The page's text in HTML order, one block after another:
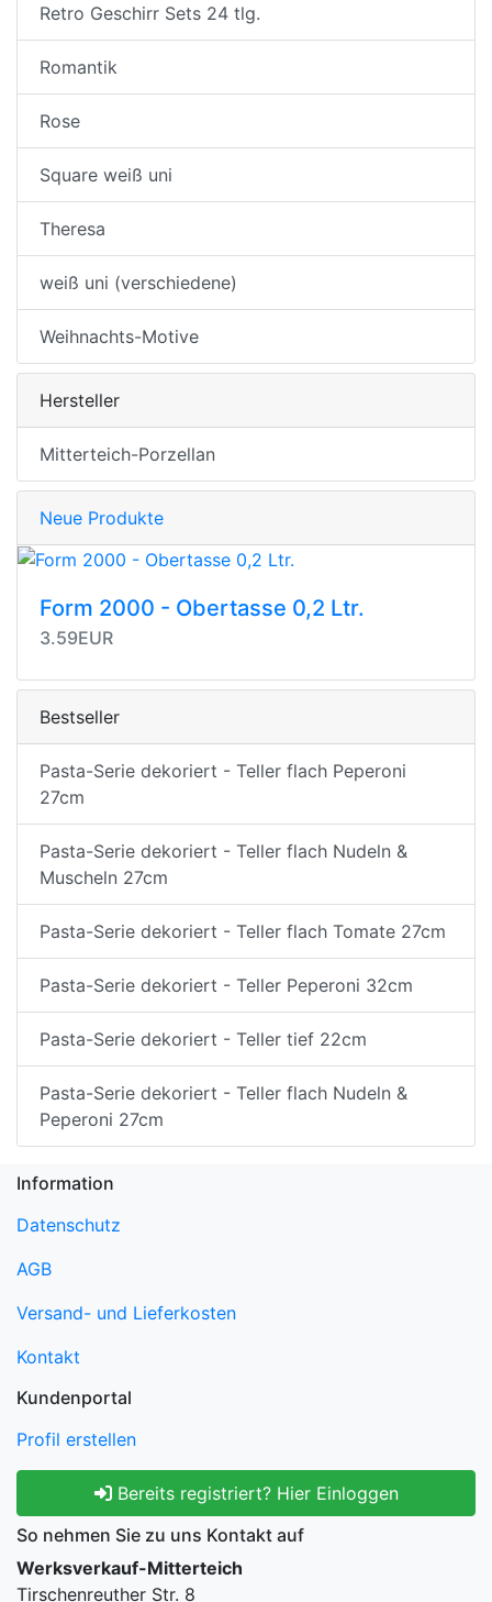
Retro Geschirr Sets 24 tlg.
Romantik
Rose
Square weiß uni
Theresa
weiß uni (verschiedene)
Weihnachts-Motive
Hersteller
Mitterteich-Porzellan
Neue Produkte
Form 2000 - Obertasse 0,2 Ltr.
3.59EUR
Bestseller
Pasta-Serie dekoriert - Teller flach Peperoni
27cm
Pasta-Serie dekoriert - Teller flach Nudeln &
Muscheln 27cm
Pasta-Serie dekoriert - Teller flach Tomate 27cm
Pasta-Serie dekoriert - Teller Peperoni 32cm
Pasta-Serie dekoriert - Teller tief 22cm
Pasta-Serie dekoriert - Teller flach Nudeln &
Peperoni 27cm
Information
Datenschutz
AGB
Versand- und Lieferkosten
Kontakt
Kundenportal
Profil erstellen
Bereits registriert? Hier Einloggen
So nehmen Sie zu uns Kontakt auf
Werksverkauf-Mitterteich
Tirschenreuther Str. 8